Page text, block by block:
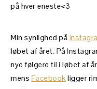
på hver eneste<3
Min synlighed på
løbet af året. På
nye følgere til i løbet af
mens Facebookligger